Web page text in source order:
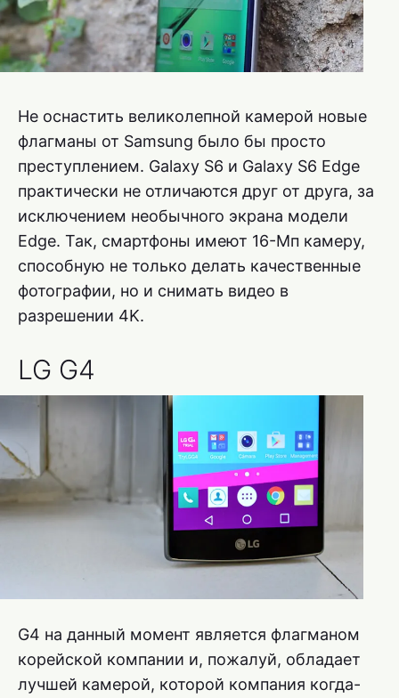
Не оснастить великолепной камерой новые
флагманы от Samsung было бы просто
преступлением. Galaxy S6 и Galaxy S6 Edge
практически не отличаются друг от друга, за
исключением необычного экрана модели
Edge. Так, смартфоны имеют 16-Мп камеру,
способную не только делать качественные
фотографии, но и снимать видео в
разрешении 4K.
LG G4
G4 на данный момент является флагманом
корейской компании и, пожалуй, обладает
лучшей камерой, которой компания когда-